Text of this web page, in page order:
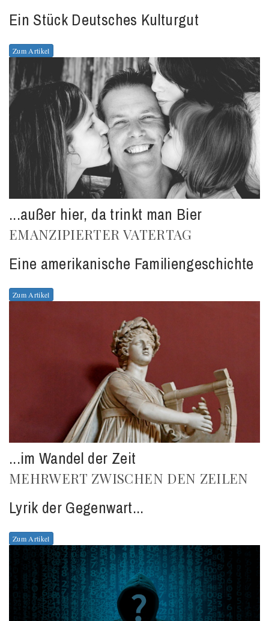
Ein Stück Deutsches Kulturgut
Zum Artikel
...außer hier, da trinkt man Bier
EMANZIPIERTER VATERTAG
Eine amerikanische Familiengeschichte
Zum Artikel
...im Wandel der Zeit
MEHRWERT ZWISCHEN DEN ZEILEN
Lyrik der Gegenwart...
Zum Artikel